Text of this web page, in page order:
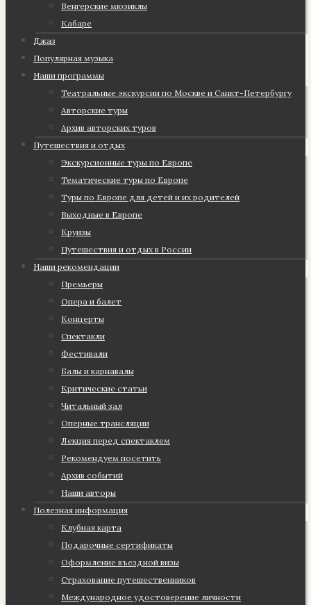
Венгерские мюзиклы
Кабаре
Джаз
Популярная музыка
Наши программы
Театральные экскурсии по Москве и Санкт-Петербургу
Авторские туры
Архив авторских туров
Путешествия и отдых
Экскурсионные туры по Европе
Тематические туры по Европе
Туры по Европе для детей и их родителей
Выходные в Европе
Круизы
Путешествия и отдых в России
Наши рекомендации
Премьеры
Опера и балет
Концерты
Спектакли
Фестивали
Балы и карнавалы
Критические статьи
Читальный зал
Оперные трансляции
Лекция перед спектаклем
Рекомендуем посетить
Архив событий
Наши авторы
Полезная информация
Клубная карта
Подарочные сертификаты
Оформление въездной визы
Страхование путешественников
Международное удостоверение личности